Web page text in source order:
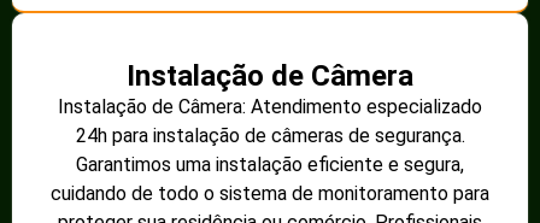
Instalação de Câmera
Instalação de Câmera: Atendimento especializado
24h para instalação de câmeras de segurança.
Garantimos uma instalação eficiente e segura,
cuidando de todo o sistema de monitoramento para